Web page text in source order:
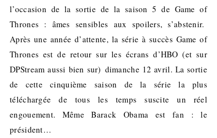
l’occasion de la sortie de la saison 5 de Game of
Thrones : âmes sensibles aux spoilers, s’abstenir.
Après une année d’attente, la série à succès Game of
Thrones est de retour sur les écrans d’HBO (et sur
DPStream aussi bien sur) dimanche 12 avril. La sortie
de cette cinquième saison de la série la plus
téléchargée de tous les temps suscite un réel
engouement. Même Barack Obama est fan : le
président…